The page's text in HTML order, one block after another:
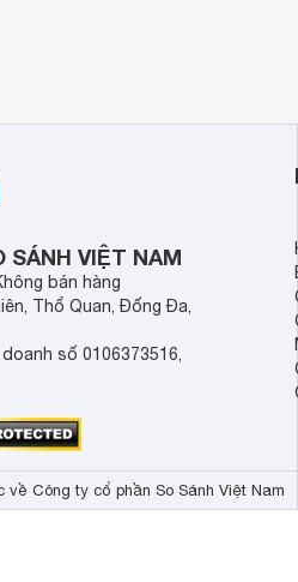
SÁNH VIỆT NAM
bán hàng
Thổ Quan, Đống Đa,
số 0106373516,
Công ty cổ phần So Sánh Việt Nam